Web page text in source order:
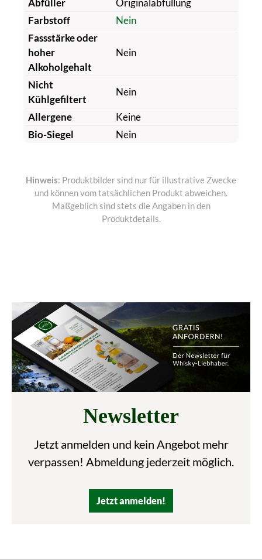
Farbstoff
Nein
Fassstärke oder
hoher
Alkoholgehalt
Nein
Nicht
Kühlgefiltert
Nein
Allergene
Keine
Bio-Siegel
Nein
Hinweis: Produktbilder sind nur für illustrative Zwecke
und können vom tatsächlichen Produkt abweichen.
Maßgeblich sind stets die Angaben in den
Produktdetails.
Newsletter
Jetzt anmelden und kein Angebot mehr
verpassen! Abmeldung jederzeit möglich.
Jetzt anmelden!